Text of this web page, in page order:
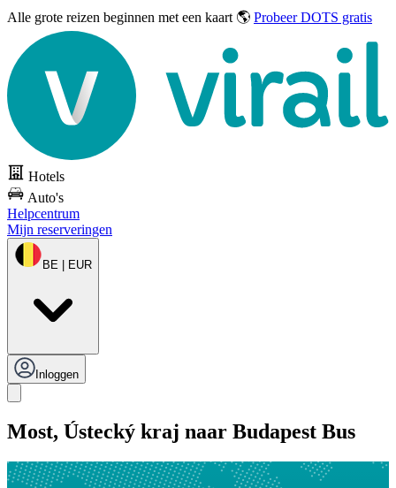
Alle grote reizen beginnen met een kaart 🌎 Probeer DOTS gratis
Hotels
Auto's
Helpcentrum
Mijn reserveringen
BE | EUR
Inloggen
Most, Ústecký kraj naar Budapest Bus